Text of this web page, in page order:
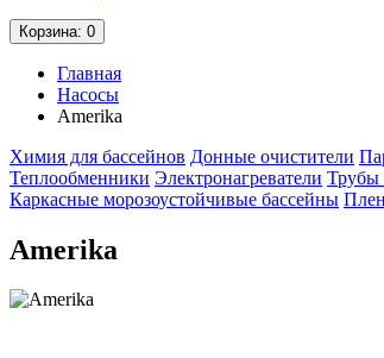
Корзина: 0
Главная
Насосы
Amerika
Химия для бассейнов Донные очистители
Теплообменники Электронагреватели
Каркасные морозоустойчивые бассейны
Amerika